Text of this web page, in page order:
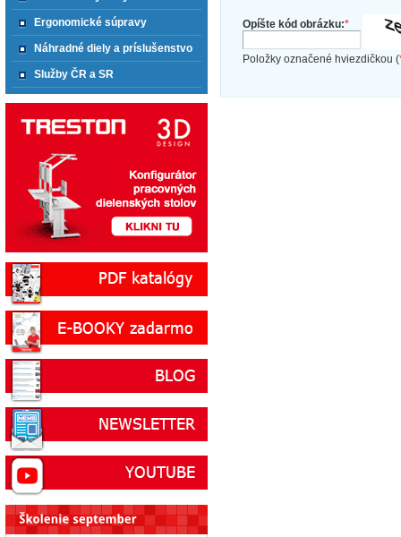
Opíšte kód obrázku:*
Položky označené hviezdičkou (
Ergonomické súpravy
Náhradné diely a príslušenstvo
Služby ČR a SR